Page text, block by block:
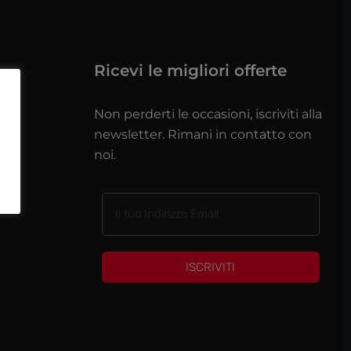
Ricevi le migliori offerte
Non perderti le occasioni, iscriviti alla
newsletter. Rimani in contatto con
noi.
ISCRIVITI